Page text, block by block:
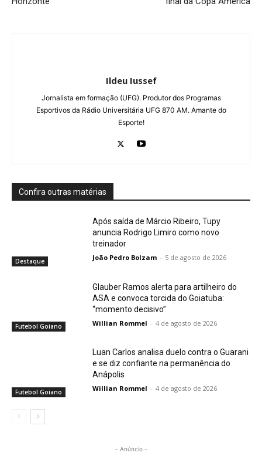
Ildeu Iussef
Jornalista em formação (UFG). Produtor dos Programas
Esportivos da Rádio Universitária UFG 870 AM. Amante do
Esporte!
Confira outras matérias
Destaque
Após saída de Márcio Ribeiro, Tupy
anuncia Rodrigo Limiro como novo
treinador
João Pedro Bolzam - 5 de agosto de 2026
Futebol Goiano
Glauber Ramos alerta para artilheiro do
ASA e convoca torcida do Goiatuba:
“momento decisivo”
Willian Rommel - 4 de agosto de 2026
Futebol Goiano
Luan Carlos analisa duelo contra o Guarani
e se diz confiante na permanência do
Anápolis
Willian Rommel - 4 de agosto de 2026
- Anúncio -